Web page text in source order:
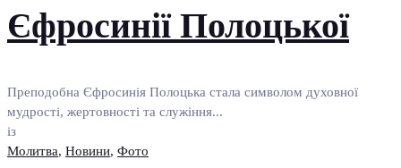
Єфросинії Полоцької
Преподобна Єфросинія Полоцька стала символом духовної
мудрості, жертовності та служіння...
із
Молитва, Новини, Фото